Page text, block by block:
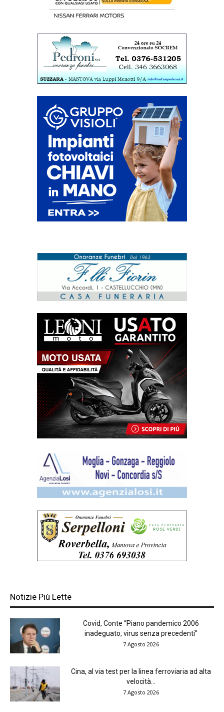
Notizie Più Lette
Covid, Conte “Piano pandemico 2006
inadeguato, virus senza precedenti”
7 Agosto 2026
Cina, al via test per la linea ferroviaria ad alta
velocità...
7 Agosto 2026